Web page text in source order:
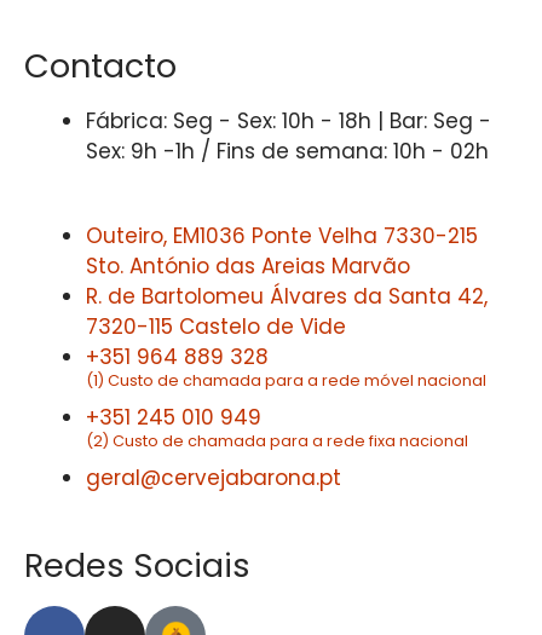
Contacto
Fábrica: Seg - Sex: 10h - 18h | Bar: Seg -
Sex: 9h -1h / Fins de semana: 10h - 02h
Outeiro, EM1036 Ponte Velha 7330-215
Sto. António das Areias Marvão
R. de Bartolomeu Álvares da Santa 42,
7320-115 Castelo de Vide
+351 964 889 328
(1) Custo de chamada para a rede móvel nacional
+351 245 010 949
(2) Custo de chamada para a rede fixa nacional
geral@cervejabarona.pt
Redes Sociais